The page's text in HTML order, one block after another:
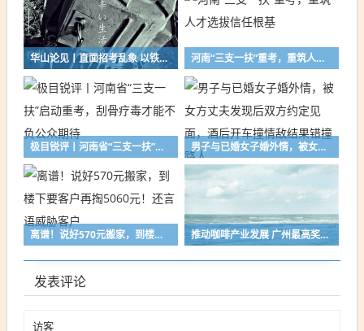
华山论见丨直面招考乱象 以铁腕守护公平正义 河南“三支一扶”重考，重筑人才选拔信任根基
极目锐评丨河南省“三支一扶”启动重考，刮骨疗毒才能不负公众期待 男子与已婚女子婚外情，被女方丈夫发现后双方约定见面，酒后开车撞情敌结果错撞路人
离谱！说好570元搬家，到楼下要客户再掏5060元！还言语威胁客户 推动咖啡产业发展 广州最高奖3000万元
发表评论